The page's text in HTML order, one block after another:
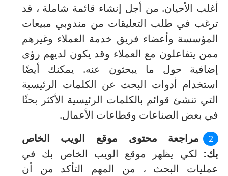
أغلب الأحيان. من أجل إنشاء قائمة شاملة ، قد
ترغب في طلب التعليقات من مندوبي مبيعات
المؤسسة وأعضاء فريق خدمة العملاء وغيرهم
ممن يتفاعلون مع العملاء وقد يكون لديهم رؤى
إضافية حول ما يبحثون عنه. يمكنك أيضًا
استخدام أدوات البحث عن الكلمات الرئيسية
التي تنشئ قوائم بالكلمات الرئيسية الأكثر بحثًا
في بعض الصناعات وقطاعات الأعمال.
مراجعة محتوى موقع الويب الخاص
بك: لكي يظهر موقع الويب الخاص بك في
عمليات البحث ، من المهم التأكد من أن